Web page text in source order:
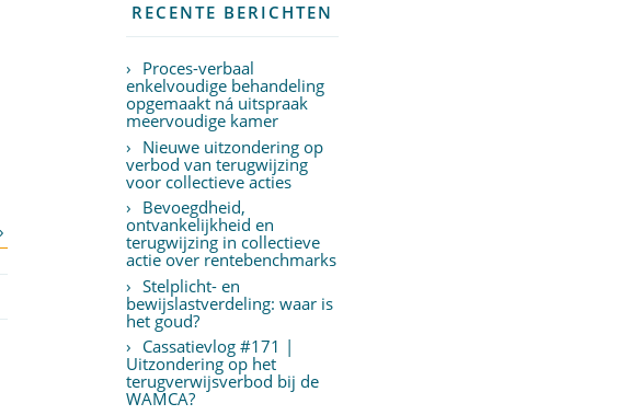
RECENTE BERICHTEN
Proces-verbaal
enkelvoudige behandeling
opgemaakt ná uitspraak
meervoudige kamer
Nieuwe uitzondering op
verbod van terugwijzing
voor collectieve acties
Bevoegdheid,
ontvankelijkheid en
terugwijzing in collectieve
actie over rentebenchmarks
Stelplicht- en
bewijslastverdeling: waar is
het goud?
Cassatievlog #171 |
Uitzondering op het
terugverwijsverbod bij de
WAMCA?